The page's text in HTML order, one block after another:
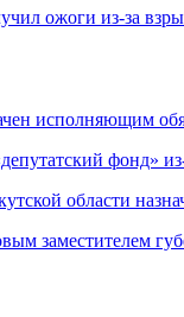
ожоги из-за
исполняющим
фонд»
области
заместителем